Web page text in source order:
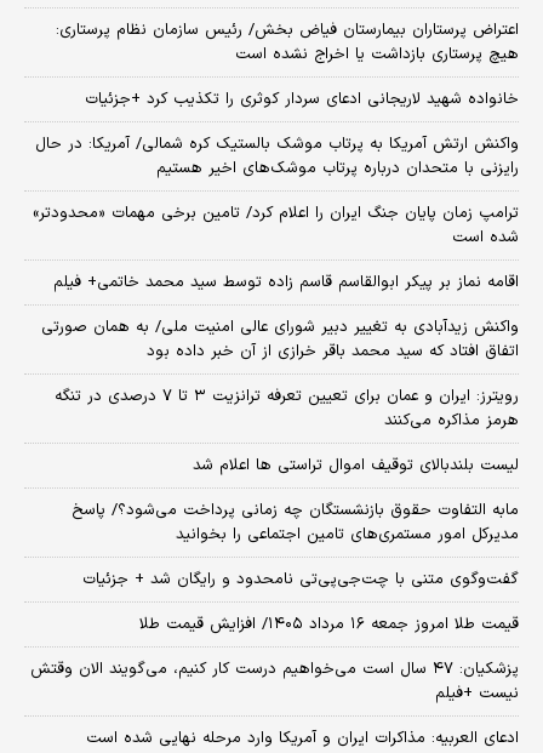
اعتراض پرستاران بیمارستان فیاض بخش/ رئیس سازمان نظام پرستاری:
هیچ پرستاری بازداشت یا اخراج نشده است
خانواده شهید لاریجانی ادعای سردار کوثری را تکذیب کرد +جزئیات
واکنش ارتش آمریکا به پرتاب موشک بالستیک کره شمالی/ آمریکا: در حال
رایزنی با متحدان درباره پرتاب موشک‌های اخیر هستیم
ترامپ زمان پایان جنگ ایران را اعلام کرد/ تامین برخی مهمات «محدودتر»
شده است
اقامه نماز بر پیکر ابوالقاسم قاسم زاده توسط سید محمد خاتمی+ فیلم
واکنش زیدآبادی به تغییر دبیر شورای عالی امنیت ملی/ به همان صورتی
اتفاق افتاد که سید محمد باقر خرازی از آن خبر داده بود
رویترز: ایران و عمان برای تعیین تعرفه ترانزیت ۳ تا ۷ درصدی در تنگه
هرمز مذاکره می‌کنند
لیست بلندبالای توقیف اموال تراستی ها اعلام شد
مابه التفاوت حقوق بازنشستگان چه زمانی پرداخت می‌شود؟/ پاسخ
مدیرکل امور مستمری‌های تامین اجتماعی را بخوانید
گفت‌وگوی متنی با چت‌جی‌پی‌تی نامحدود و رایگان شد + جزئیات
قیمت طلا امروز جمعه ۱۶ مرداد ۱۴۰۵/ افزایش قیمت طلا
پزشکیان: ۴۷ سال است می‌خواهیم درست کار کنیم، می‌گویند الان وقتش
نیست +فیلم
ادعای العربیه: مذاکرات ایران و آمریکا وارد مرحله نهایی شده است